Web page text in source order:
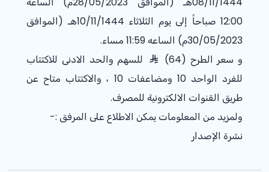
12:00 صباحاً إلى يوم الثلاثاء 10/11/1444هـ (الموافق
30/05/2023م) الساعه 11:59 مساء.
و سعر الطرح (64)
للسهم والحد الادنى للاكتتاب
للفرد الواحد 10 ومضاعفات 10 ، والاكتتاب متاح عن
طريق القنوات الالكترونية للمصرف.
ولمزيد من المعلومات يمكن الاطلاع على المرفق :-
نشرة الإصدار